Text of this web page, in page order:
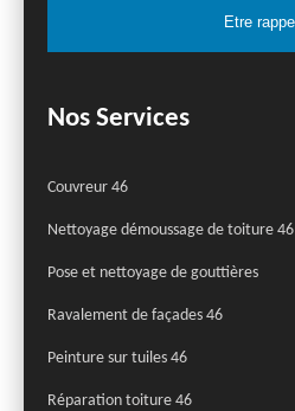
Nos Services
Couvreur 46
Nettoyage démoussage de toiture 46
Pose et nettoyage de gouttières
Ravalement de façades 46
Peinture sur tuiles 46
Réparation toiture 46